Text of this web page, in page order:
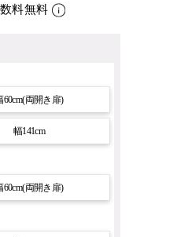
料無料
60cm(両開き扉)
幅141cm
60cm(両開き扉)